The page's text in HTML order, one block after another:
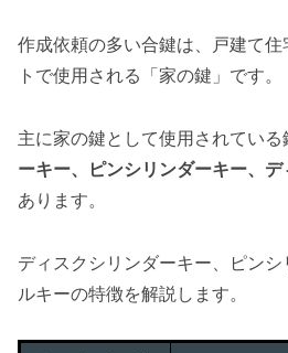
作成依頼の多い合鍵は、戸建て
トで使用される「家の鍵」です。
主に家の鍵として使用されている
ーキー、ピンシリンダーキー、
あります。
ディスクシリンダーキー、ピン
ルキーの特徴を解説します。